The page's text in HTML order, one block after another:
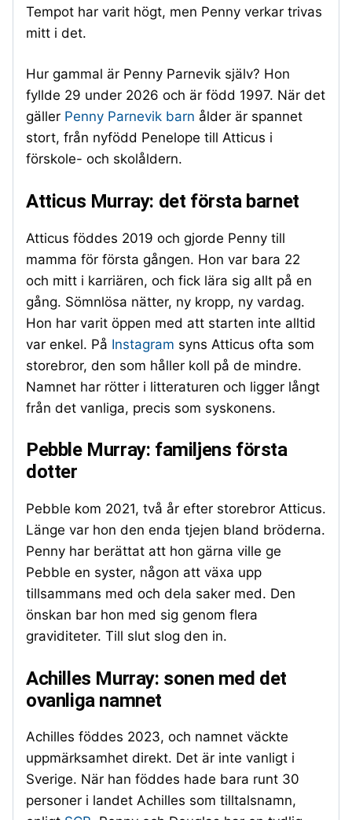
Tempot har varit högt, men Penny verkar trivas
mitt i det.
Hur gammal är Penny Parnevik själv? Hon
fyllde 29 under 2026 och är född 1997. När det
gäller Penny Parnevik barn ålder är spannet
stort, från nyfödd Penelope till Atticus i
förskole- och skolåldern.
Atticus Murray: det första barnet
Atticus föddes 2019 och gjorde Penny till
mamma för första gången. Hon var bara 22
och mitt i karriären, och fick lära sig allt på en
gång. Sömnlösa nätter, ny kropp, ny vardag.
Hon har varit öppen med att starten inte alltid
var enkel. På Instagram syns Atticus ofta som
storebror, den som håller koll på de mindre.
Namnet har rötter i litteraturen och ligger långt
från det vanliga, precis som syskonens.
Pebble Murray: familjens första
dotter
Pebble kom 2021, två år efter storebror Atticus.
Länge var hon den enda tjejen bland bröderna.
Penny har berättat att hon gärna ville ge
Pebble en syster, någon att växa upp
tillsammans med och dela saker med. Den
önskan bar hon med sig genom flera
graviditeter. Till slut slog den in.
Achilles Murray: sonen med det
ovanliga namnet
Achilles föddes 2023, och namnet väckte
uppmärksamhet direkt. Det är inte vanligt i
Sverige. När han föddes hade bara runt 30
personer i landet Achilles som tilltalsnamn,